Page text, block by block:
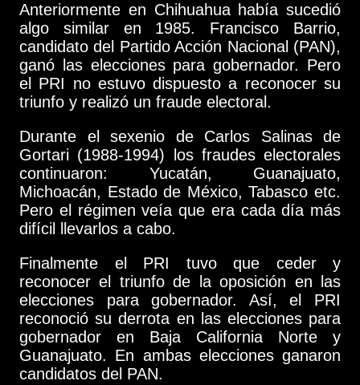
Anteriormente en Chihuahua había sucedió
algo similar en 1985. Francisco Barrio,
candidato del Partido Acción Nacional (PAN),
ganó las elecciones para gobernador. Pero
el PRI no estuvo dispuesto a reconocer su
triunfo y realizó un fraude electoral.
Durante el sexenio de Carlos Salinas de
Gortari (1988-1994) los fraudes electorales
continuaron: Yucatán, Guanajuato,
Michoacán, Estado de México, Tabasco etc.
Pero el régimen veía que era cada día más
difícil llevarlos a cabo.
Finalmente el PRI tuvo que ceder y
reconocer el triunfo de la oposición en las
elecciones para gobernador. Así, el PRI
reconoció su derrota en las elecciones para
gobernador en Baja California Norte y
Guanajuato. En ambas elecciones ganaron
candidatos del PAN.